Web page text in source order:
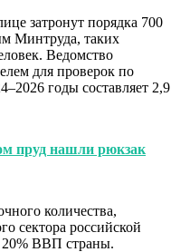
затронут порядка 700
Минтруда, таких
Ведомство
для проверок по
годы составляет 2,9
пруд нашли рюкзак
количества,
сектора российской
20% ВВП страны.